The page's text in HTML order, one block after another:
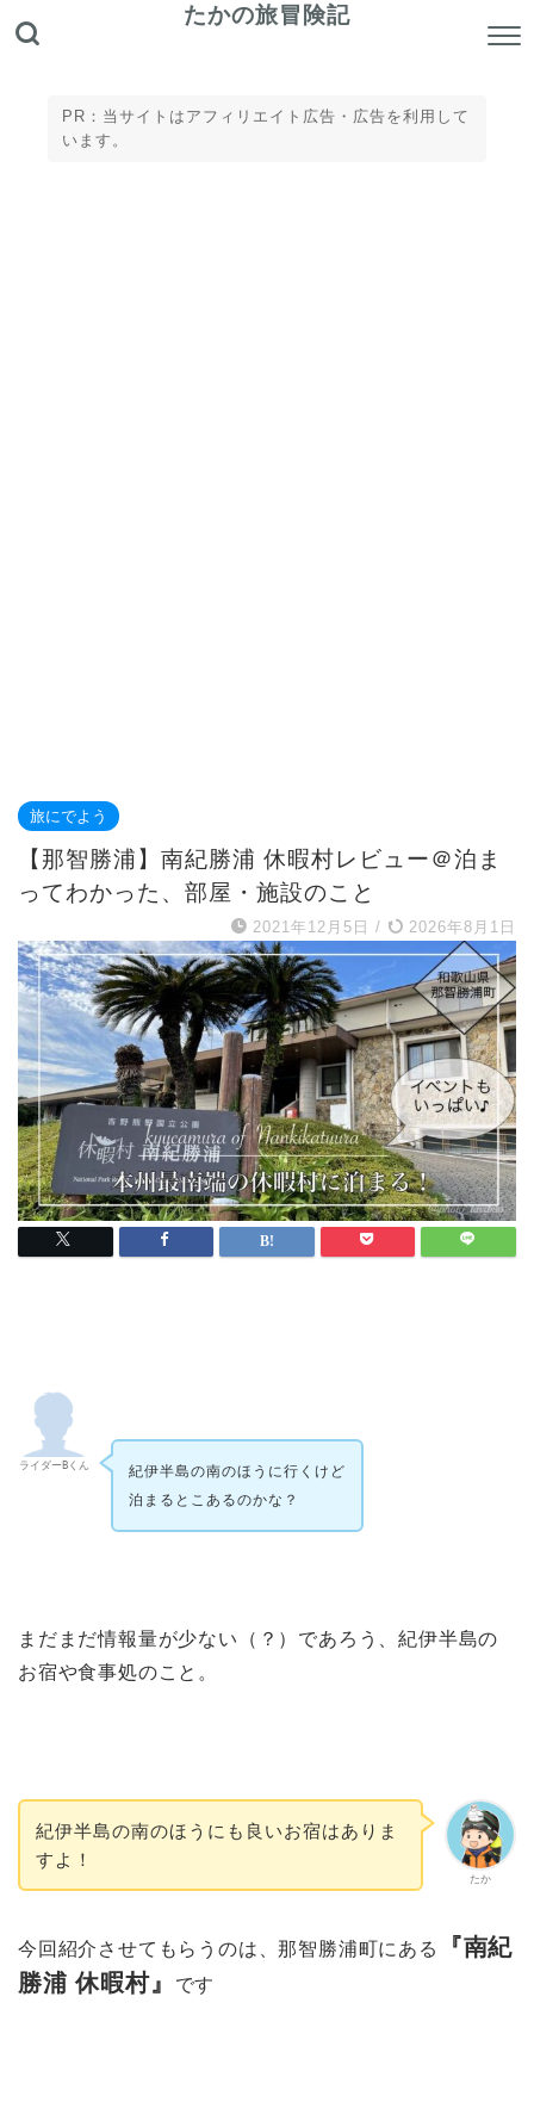
たかの旅冒険記
PR：当サイトはアフィリエイト広告・広告を利用して
います。
旅にでよう
【那智勝浦】南紀勝浦 休暇村レビュー＠泊ま
ってわかった、部屋・施設のこと
2021年12月5日 / 2026年8月1日
ライダーBくん
紀伊半島の南のほうに行くけど
泊まるとこあるのかな？
まだまだ情報量が少ない（？）であろう、紀伊半島の
お宿や食事処のこと。
たか
紀伊半島の南のほうにも良いお宿はありま
すよ！
今回紹介させてもらうのは、那智勝浦町にある
『南紀
勝浦 休暇村』
です